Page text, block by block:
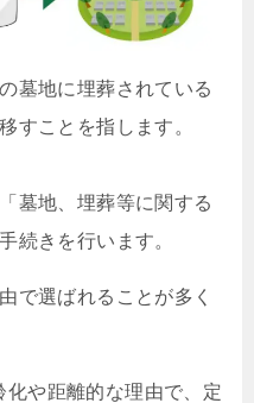
墓地に埋葬されている
すことを指します。
墓地、埋葬等に関する
続きを行います。
で選ばれることが多く
化や距離的な理由で、定